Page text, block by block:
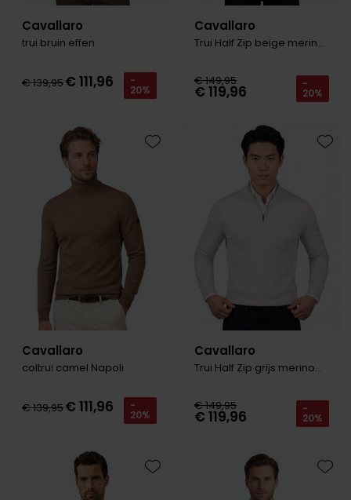
Cavallaro
trui bruin effen
€ 139,95€ 111,96 -
20%
Cavallaro
Trui Half Zip beige merinowol
€ 149,95
€ 119,96 -
20%
Cavallaro
coltrui camel Napoli
€ 139,95€ 111,96 -
20%
Toevoegen aan favorieten
Cavallaro
Trui Half Zip grijs merinowol
€ 149,95
€ 119,96 -
20%
Toevoegen aan favorieten